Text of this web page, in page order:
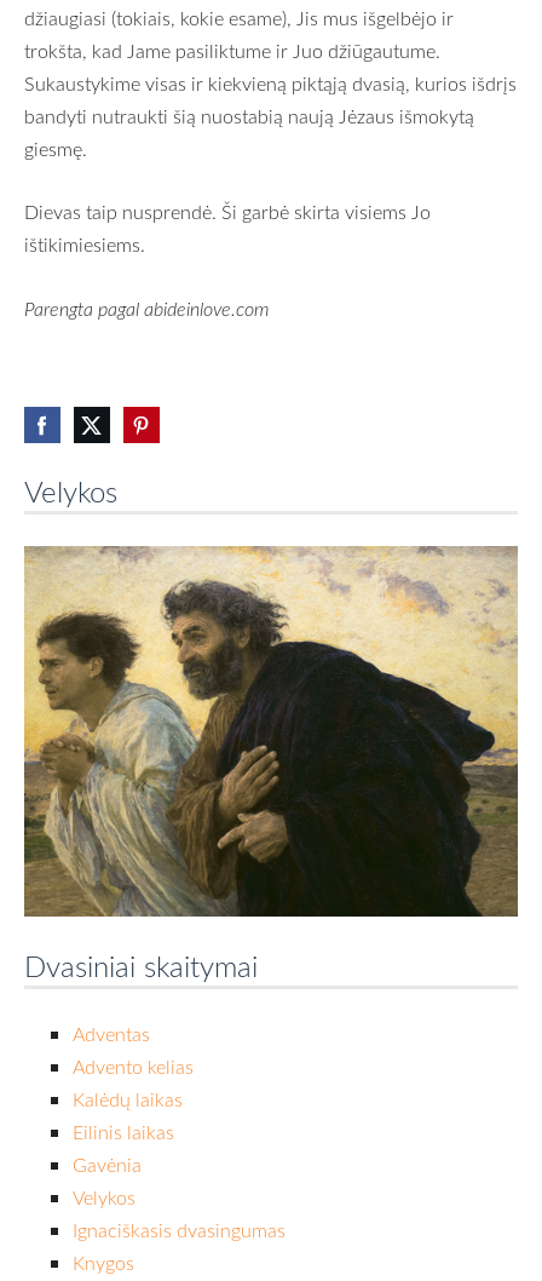
Velykos
Dvasiniai skaitymai
Adventas
Advento kelias
Kalėdų laikas
Eilinis laikas
Gavėnia
Velykos
Ignaciškasis dvasingumas
Knygos
džiaugiasi (tokiais, kokie esame), Jis mus išgelbėjo ir
trokšta, kad Jame pasiliktume ir Juo džiūgautume.
Sukaustykime visas ir kiekvieną piktąją dvasią, kurios išdrįs
bandyti nutraukti šią nuostabią naują Jėzaus išmokytą
giesmę.
Dievas taip nusprendė. Ši garbė skirta visiems Jo
ištikimiesiems.
Parengta pagal abideinlove.com